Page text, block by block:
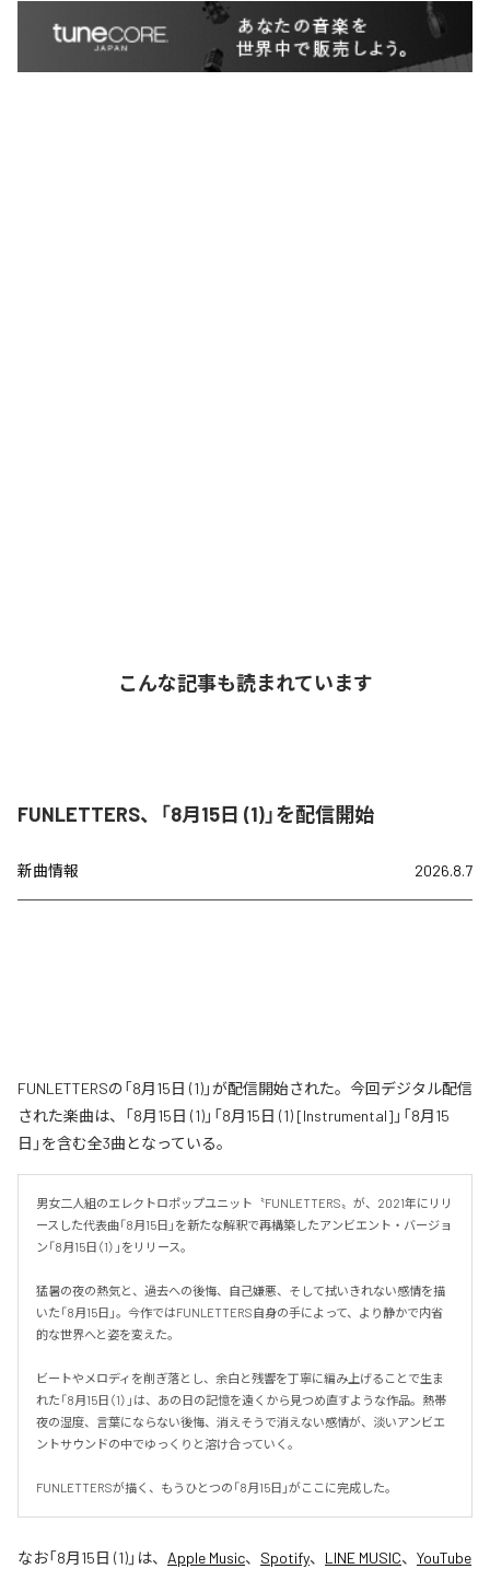
こんな記事も読まれています
FUNLETTERS、「8月15日 (1)」を配信開始
新曲情報 2026.8.7
FUNLETTERSの「8月15日 (1)」が配信開始された。今回デジタル配信
された楽曲は、「8月15日 (1)」「8月15日 (1) [Instrumental]」「8月15
日」を含む全3曲となっている。
男女二人組のエレクトロポップユニット〝FUNLETTERS〟が、2021年にリリ
ースした代表曲「8月15日」を新たな解釈で再構築したアンビエント・バージョ
ン「8月15日（1）」をリリース。
猛暑の夜の熱気と、過去への後悔、自己嫌悪、そして拭いきれない感情を描
いた「8月15日」。今作ではFUNLETTERS自身の手によって、より静かで内省
的な世界へと姿を変えた。
ビートやメロディを削ぎ落とし、余白と残響を丁寧に編み上げることで生ま
れた「8月15日（1）」は、あの日の記憶を遠くから見つめ直すような作品。熱帯
夜の湿度、言葉にならない後悔、消えそうで消えない感情が、淡いアンビエ
ントサウンドの中でゆっくりと溶け合っていく。
FUNLETTERSが描く、もうひとつの「8月15日」がここに完成した。
なお「8月15日 (1)」は、 Apple Music、 Spotify、 LINE MUSIC、 YouTube